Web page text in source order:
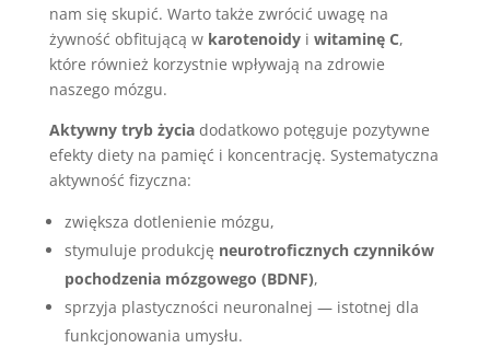
nam się skupić. Warto także zwrócić uwagę na
żywność obfitującą w karotenoidyi witaminę C,
które również korzystnie wpływają na zdrowie
naszego mózgu.
Aktywny tryb życiadodatkowo potęguje pozytywne
efekty diety na pamięć i koncentrację. Systematyczna
aktywność fizyczna:
zwiększa dotlenienie mózgu,
stymuluje produkcję neurotroficznych czynników
pochodzenia mózgowego (BDNF),
sprzyja plastyczności neuronalnej — istotnej dla
funkcjonowania umysłu.